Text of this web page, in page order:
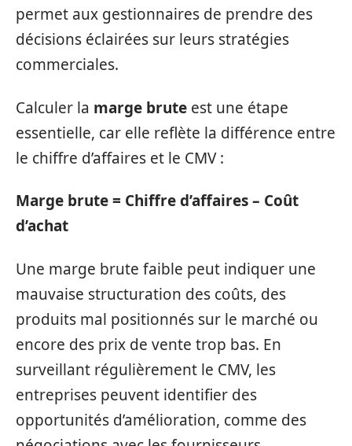
permet aux gestionnaires de prendre des
décisions éclairées sur leurs stratégies
commerciales.
Calculer la marge brute est une étape
essentielle, car elle reflète la différence entre
le chiffre d’affaires et le CMV :
Marge brute = Chiffre d’affaires – Coût
d’achat
Une marge brute faible peut indiquer une
mauvaise structuration des coûts, des
produits mal positionnés sur le marché ou
encore des prix de vente trop bas. En
surveillant régulièrement le CMV, les
entreprises peuvent identifier des
opportunités d’amélioration, comme des